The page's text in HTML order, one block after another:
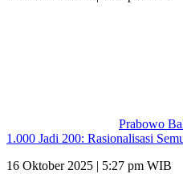
Prabowo
1.000 Jadi 200: Rasionalisasi
16 Oktober 2025 | 5:27 pm WIB